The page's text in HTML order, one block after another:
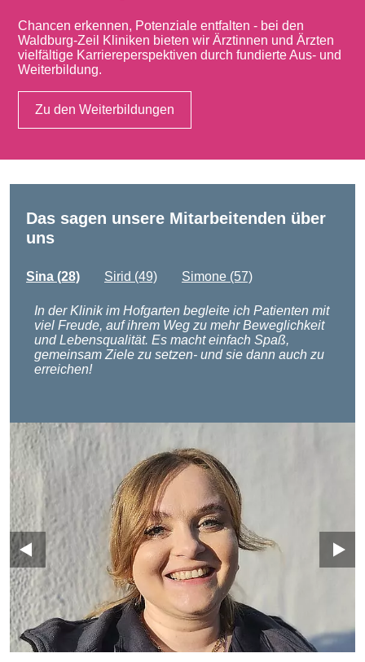
Chancen erkennen, Potenziale entfalten - bei den
Waldburg-Zeil Kliniken bieten wir Ärztinnen und Ärzten
vielfältige Karriereperspektiven durch fundierte Aus- und
Weiterbildung.
Zu den Weiterbildungen
Das sagen unsere Mitarbeitenden über
uns
Sina (28) Sirid (49) Simone (57)
In der Klinik im Hofgarten begleite ich Patienten mit
viel Freude, auf ihrem Weg zu mehr Beweglichkeit
und Lebensqualität. Es macht einfach Spaß,
gemeinsam Ziele zu setzen- und sie dann auch zu
erreichen!